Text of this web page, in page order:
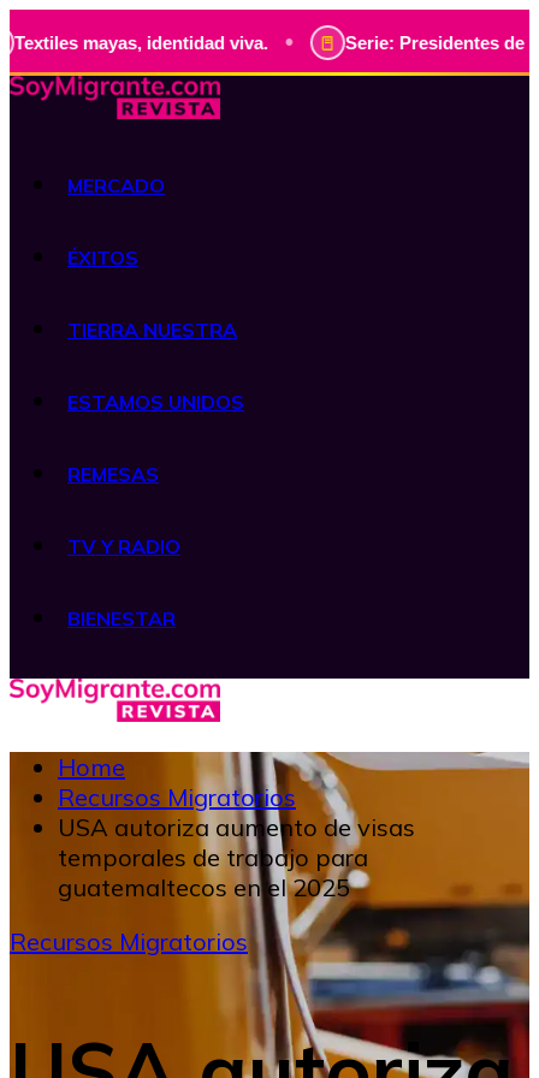
identidad viva. • Serie: Presidentes de
MERCADO
ÉXITOS
TIERRA NUESTRA
ESTAMOS UNIDOS
REMESAS
TV Y RADIO
BIENESTAR
Home
Recursos Migratorios
USA autoriza aumento de visas
temporales de trabajo para
guatemaltecos en el 2025
Recursos Migratorios